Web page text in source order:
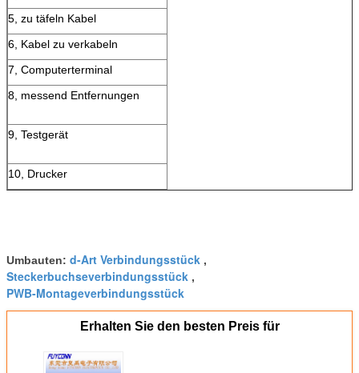
5, zu täfeln Kabel
6, Kabel zu verkabeln
7, Computerterminal
8, messend Entfernungen
9, Testgerät
10, Drucker
Umbauten: d-Art Verbindungsstück ,
Steckerbuchseverbindungsstück ,
PWB-Montageverbindungsstück
Erhalten Sie den besten Preis für